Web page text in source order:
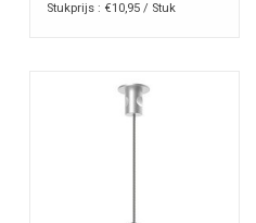
Stukprijs : €10,95 / Stuk